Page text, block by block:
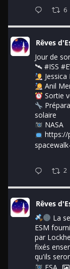
6
Rêves
Jour de
🛰 #ISS
Jessica
Anil
Sortie
solaire
NASA
https://
2
Rêves
La
ESM
par
fixés
qu'ils